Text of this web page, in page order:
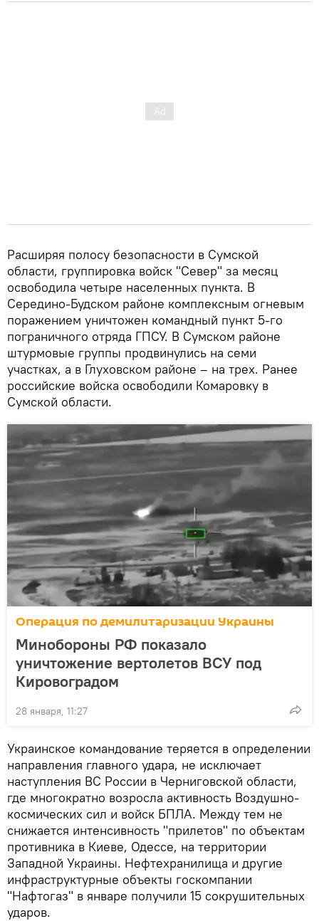
Расширяя полосу безопасности в Сумской
области, группировка войск "Север" за месяц
освободила четыре населенных пункта. В
Середино-Будском районе комплексным огневым
поражением уничтожен командный пункт 5-го
пограничного отряда ГПСУ. В Сумском районе
штурмовые группы продвинулись на семи
участках, а в Глуховском районе – на трех. Ранее
российские войска освободили Комаровку в
Сумской области.
Операция по демилитаризации Украины
Минобороны РФ показало
уничтожение вертолетов ВСУ под
Кировоградом
28 января, 11:27
Украинское командование теряется в определении
направления главного удара, не исключает
наступления ВС России в Черниговской области,
где многократно возросла активность Воздушно-
космических сил и войск БПЛА. Между тем не
снижается интенсивность "прилетов" по объектам
противника в Киеве, Одессе, на территории
Западной Украины. Нефтехранилища и другие
инфраструктурные объекты госкомпании
"Нафтогаз" в январе получили 15 сокрушительных
ударов.